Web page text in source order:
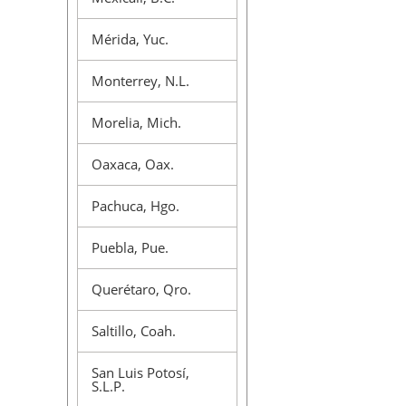
Mérida, Yuc.
Monterrey, N.L.
Morelia, Mich.
Oaxaca, Oax.
Pachuca, Hgo.
Puebla, Pue.
Querétaro, Qro.
Saltillo, Coah.
San Luis Potosí,
S.L.P.